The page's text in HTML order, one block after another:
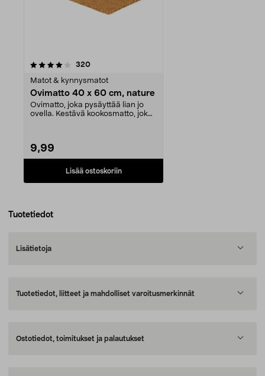
320arvostelut
Matot & kynnysmatot
Ovimatto 40 x 60 cm, nature
Ovimatto, joka pysäyttää lian jo
ovella. Kestävä kookosmatto, joka
9,99
Lisää ostoskoriin
Tuotetiedot
Lisätietoja
Tuotetiedot, liitteet ja mahdolliset varoitusmerkinnät
Ostotiedot, toimitukset ja palautukset